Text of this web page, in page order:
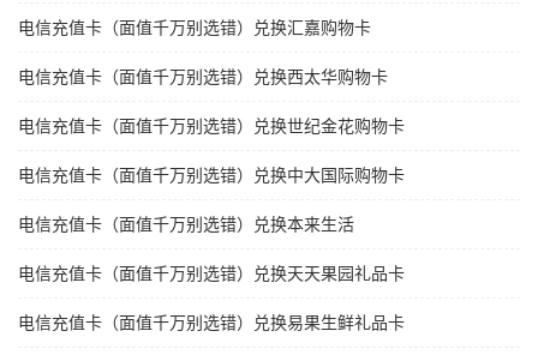
电信充值卡（面值千万别选错）兑换汇嘉购物卡
电信充值卡（面值千万别选错）兑换西太华购物卡
电信充值卡（面值千万别选错）兑换世纪金花购物卡
电信充值卡（面值千万别选错）兑换中大国际购物卡
电信充值卡（面值千万别选错）兑换本来生活
电信充值卡（面值千万别选错）兑换天天果园礼品卡
电信充值卡（面值千万别选错）兑换易果生鲜礼品卡